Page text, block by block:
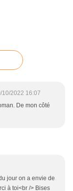
10/2022 16:07
De mon côté
jour on a envie de
à toi<br /> Bises